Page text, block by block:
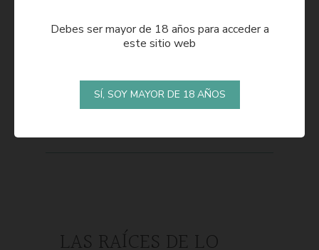
LAS RAÍCES DE LO
Debes ser mayor de 18 años para acceder a
este sitio web
SÍ, SOY MAYOR DE 18 AÑOS